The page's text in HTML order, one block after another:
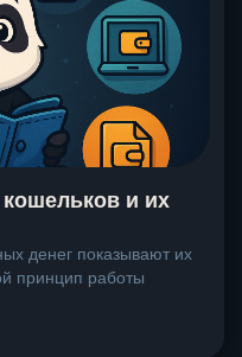
и их
денег показывают их
принцип работы